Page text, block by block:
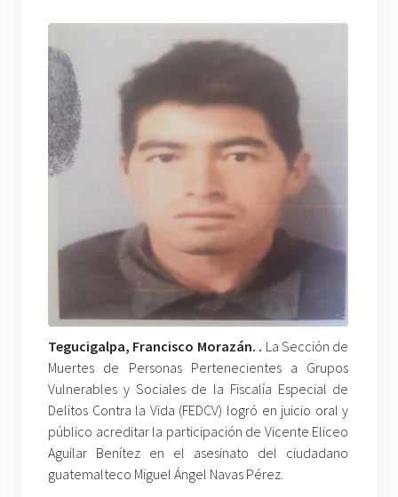
Tegucigalpa, Francisco Morazán. . La Sección de
Muertes de Personas Pertenecientes a Grupos
Vulnerables y Sociales de la Fiscalía Especial de
Delitos Contra la Vida (FEDCV) logró en juicio oral y
público acreditar la participación de Vicente Eliceo
Aguilar Benítez en el asesinato del ciudadano
guatemalteco Miguel Ángel Navas Pérez.